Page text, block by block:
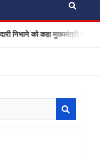
कहा मुख्यमंत्री धामी ने